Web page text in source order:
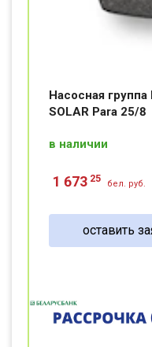
Насосная группа
SOLAR Para 25/8
в наличии
1 673 25 бел. руб.
оставить